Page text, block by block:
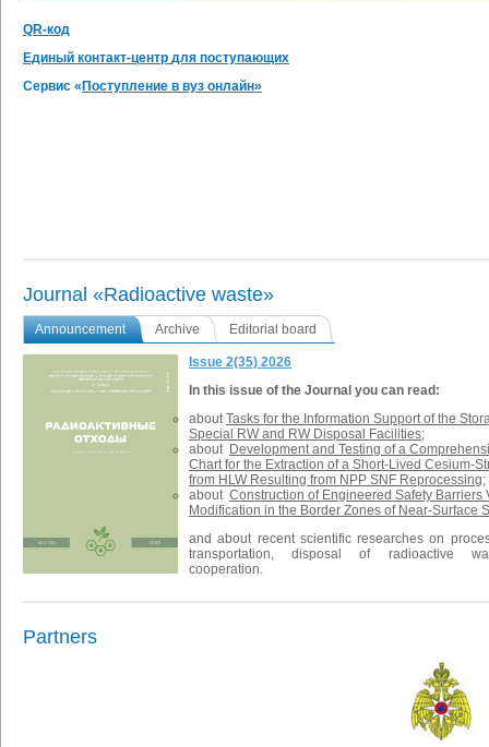
QR-код
Единый контакт-центр для поступающих
Сервис « Поступление в вуз онлайн»
Journal «Radioactive waste»
Announcement Archive Editorial board
Issue 2(35) 2026
In this issue of the Journal you can read:
aboutTasks for the Information Support of the
Special RW and RW Disposal Facilities;
about Development and Testing of a
Chart for the Extraction of a Short-Lived Cesium-
from HLW Resulting from NPP SNF Reprocessing;
about Construction of Engineered Safety Barriers
Modification in the Border Zones of Near-Surface
and about recent scientific researches on
transportation, disposal of radioactive
cooperation.
Partners